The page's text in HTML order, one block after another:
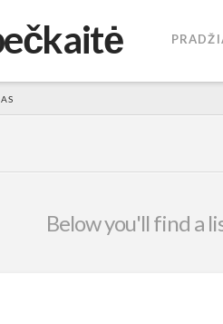
Below you'll find a